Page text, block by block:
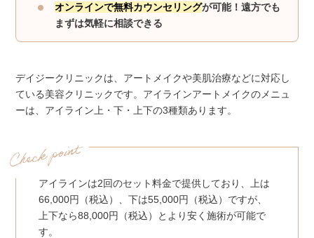
オンラインで無料カウンセリングが可能！遠方でも
まずは気軽に相談できる
デイジークリニックは、アートメイクや美肌治療などに対応し
ている美容クリニックです。アイラインアートメイクのメニュ
ーは、アイライン上・下・上下の3種類あります。
アイラインは2回のセット料金で提供しており、上は
66,000円（税込）、下は55,000円（税込）ですが、
上下なら88,000円（税込）とより安く施術が可能で
す。